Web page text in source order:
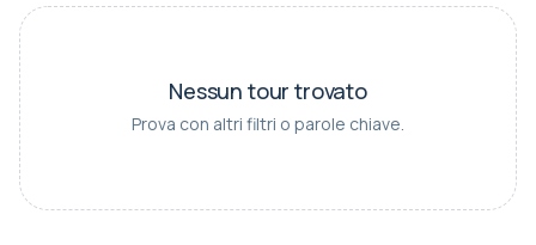
Nessun tour trovato
Prova con altri filtri o parole chiave.